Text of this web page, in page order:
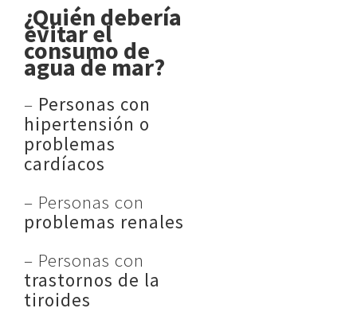
¿Quién debería
evitar el
consumo de
agua de mar?
– Personas con
hipertensión o
problemas
cardíacos
– Personas con
problemas renales
– Personas con
trastornos de la
tiroides